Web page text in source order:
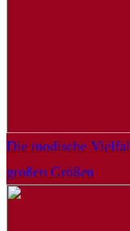
Die modische
großen Größen